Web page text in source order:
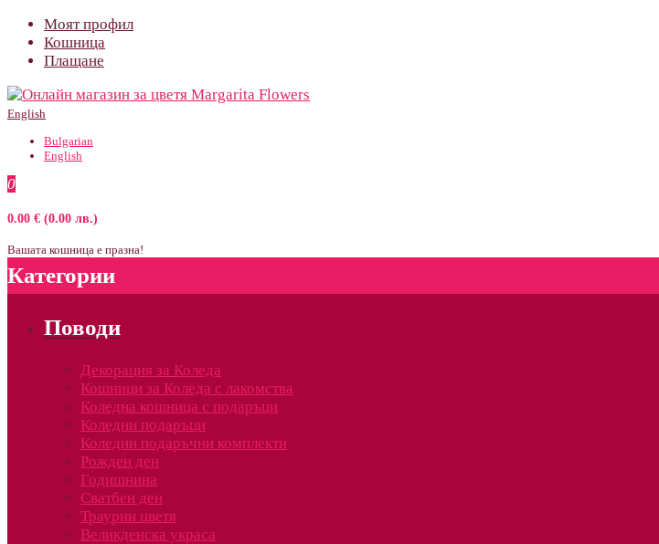
Моят профил
Кошница
Плащане
English
Bulgarian
English
0
0.00 € (0.00 лв.)
Вашата кошница е празна!
Категории
Поводи
Декорация за Коледа
Кошници за Коледа с лакомства
Коледна кошница с подаръци
Коледни подаръци
Коледни подаръчни комплекти
Рожден ден
Годишнина
Сватбен ден
Траурни цветя
Великденска украса